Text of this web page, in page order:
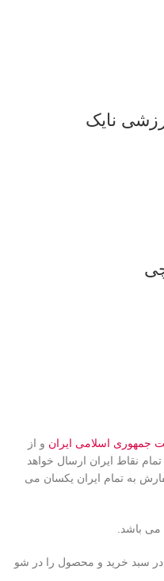
جمهوری اسلامی ایران و از
نقاط ایران ارسال خواهد
به تمام ایران یکسان می
باشد.
در سبد خرید و محصول را در شو